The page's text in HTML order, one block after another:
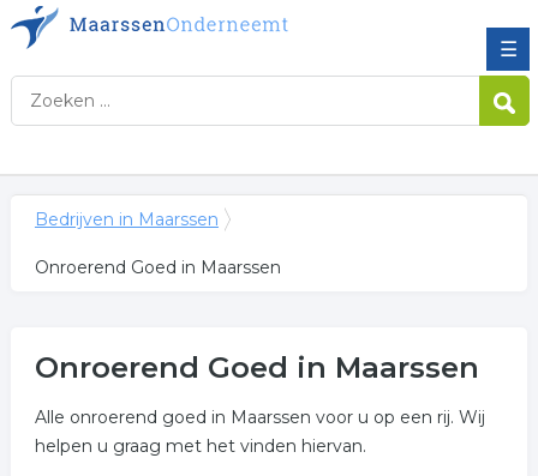
☰
Bedrijven in Maarssen
Onroerend Goed in Maarssen
Onroerend Goed in Maarssen
Alle onroerend goed in Maarssen voor u op een rij. Wij
helpen u graag met het vinden hiervan.